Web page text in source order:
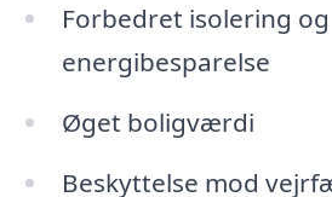
Forbedret isolering og
energibesparelse
Øget boligværdi
Beskyttelse mod